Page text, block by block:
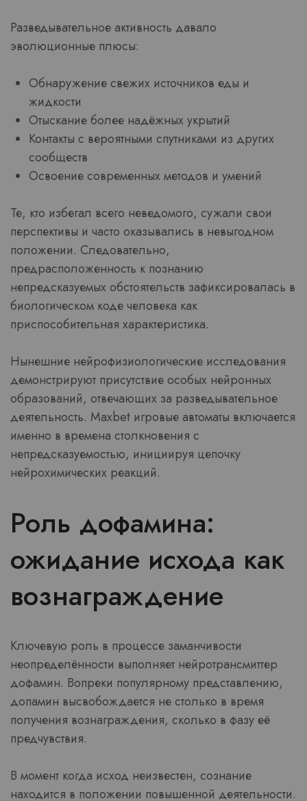
Разведывательное активность давало
эволюционные плюсы:
Обнаружение свежих источников еды и
жидкости
Отыскание более надёжных укрытий
Контакты с вероятными спутниками из других
сообществ
Освоение современных методов и умений
Те, кто избегал всего неведомого, сужали свои
перспективы и часто оказывались в невыгодном
положении. Следовательно,
предрасположенность к познанию
непредсказуемых обстоятельств зафиксировалась в
биологическом коде человека как
приспособительная характеристика.
Нынешние нейрофизиологические исследования
демонстрируют присутствие особых нейронных
образований, отвечающих за разведывательное
деятельность. Maxbet игровые автоматы включается
именно в времена столкновения с
непредсказуемостью, инициируя цепочку
нейрохимических реакций.
Роль дофамина:
ожидание исхода как
вознаграждение
Ключевую роль в процессе заманчивости
неопределённости выполняет нейротрансмиттер
дофамин. Вопреки популярному представлению,
допамин высвобождается не столько в время
получения вознаграждения, сколько в фазу её
предчувствия.
В момент когда исход неизвестен, сознание
находится в положении повышенной деятельности.